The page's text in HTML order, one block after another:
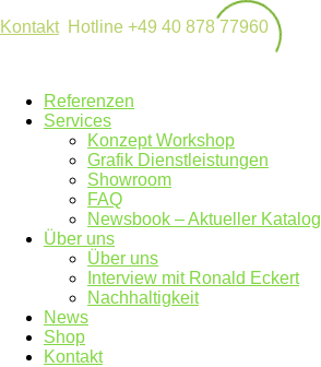
KontaktHotline +49 40 878 77960
Referenzen
Services
Konzept Workshop
Grafik Dienstleistungen
Showroom
FAQ
Newsbook – Aktueller Katalog
Über uns
Über uns
Interview mit Ronald Eckert
Nachhaltigkeit
News
Shop
Kontakt